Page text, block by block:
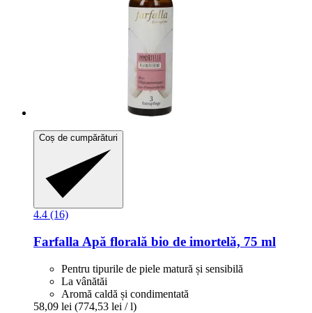
Coș de cumpărături
4.4 (16)
Farfalla Apă florală bio de imortelă, 75 ml
Pentru tipurile de piele matură și sensibilă
La vânătăi
Aromă caldă și condimentată
58,09 lei (774,53 lei / l)